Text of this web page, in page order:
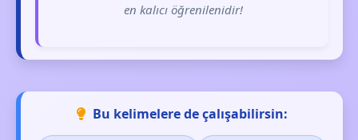
en kalıcı öğrenilenidir!
Bu kelimelere de çalışabilirsin: